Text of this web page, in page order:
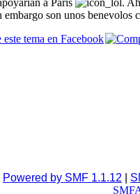
embargo son unos benevolos
Powered by SMF 1.1.12